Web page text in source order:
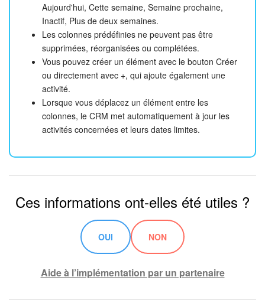
Aujourd'hui, Cette semaine, Semaine prochaine,
Inactif, Plus de deux semaines.
Les colonnes prédéfinies ne peuvent pas être
supprimées, réorganisées ou complétées.
Vous pouvez créer un élément avec le bouton Créer
ou directement avec +, qui ajoute également une
activité.
Lorsque vous déplacez un élément entre les
colonnes, le CRM met automatiquement à jour les
activités concernées et leurs dates limites.
Ces informations ont-elles été utiles ?
OUI NON
Aide à l’implémentation par un partenaire